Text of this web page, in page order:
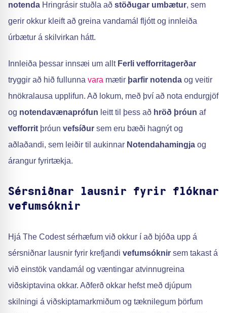
notenda Hringrásir stuðla að stöðugar umbætur, sem
gerir okkur kleift að greina vandamál fljótt og innleiða
úrbætur á skilvirkan hátt.
Innleiða þessar innsæi um allt Ferli vefforritagerðar
tryggir að hið fullunna vara mætir þarfir notenda og veitir
hnökralausa upplifun. Að lokum, með því að nota endurgjöf
og notendavænaprófun leitt til þess að hröð þróun af
vefforrit þróun vefsíður sem eru bæði hagnýt og
aðlaðandi, sem leiðir til aukinnar Notendahamingja og
árangur fyrirtækja.
Sérsniðnar lausnir fyrir flóknar
vefumsóknir
Hjá The Codest sérhæfum við okkur í að bjóða upp á
sérsniðnar lausnir fyrir krefjandi vefumsóknir sem takast á
við einstök vandamál og væntingar atvinnugreina
viðskiptavina okkar. Aðferð okkar hefst með djúpum
skilningi á viðskiptamarkmiðum og tæknilegum þörfum